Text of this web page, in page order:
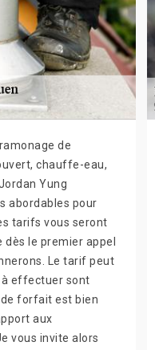
de
chauffe-eau,
Yung
abordables pour
tarifs vous seront
le premier appel
Le tarif peut
effectuer sont
forfait est bien
aux
vous invite alors